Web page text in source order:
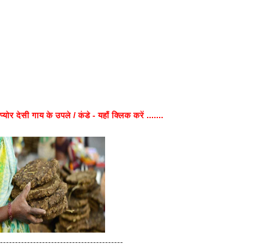
प्योर देसी गाय के उपले / कंडे - यहाँ क्लिक करें .......
-----------------------------------------